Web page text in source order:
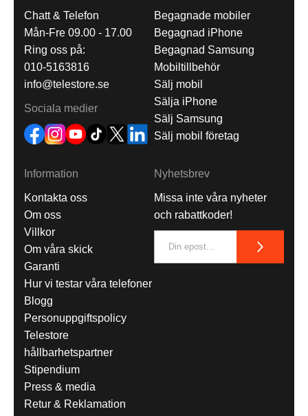
Chatt & Telefon
Mån-Fre 09.00 - 17.00
Ring oss på:
010-5163816
info@telestore.se
Sociala medier
Begagnade mobiler
Begagnad iPhone
Begagnad Samsung
Mobiltillbehör
Sälj mobil
Sälja iPhone
Sälj Samsung
Sälj mobil företag
Information
Kontakta oss
Om oss
Villkor
Om våra skick
Garanti
Hur vi testar våra telefoner
Blogg
Personuppgiftspolicy
Telestore
hållbarhetspartner
Stipendium
Press & media
Retur & Reklamation
Nyhetsbrev
Missa inte våra nyheter
och rabattkoder!